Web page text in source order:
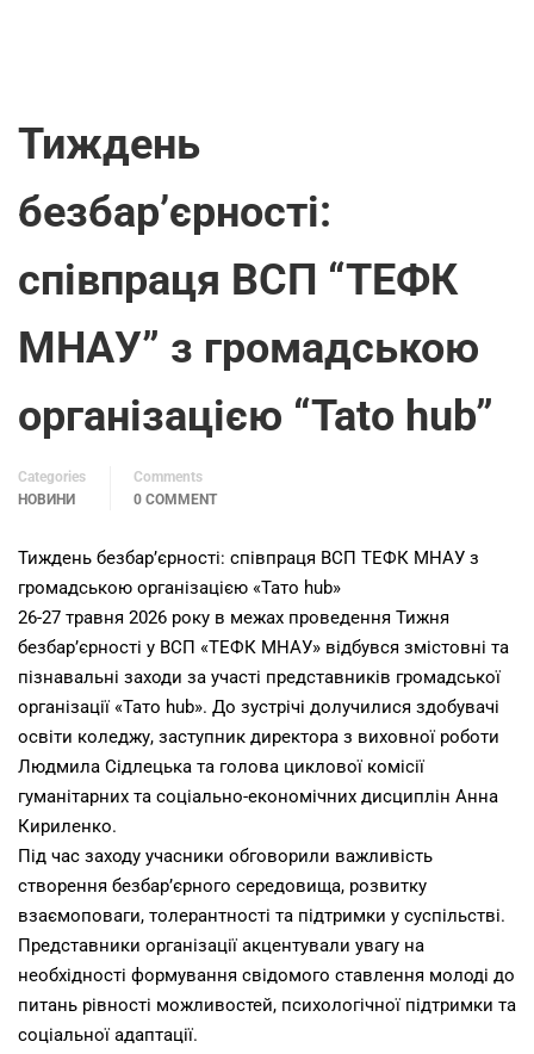
Тиждень
безбар’єрності:
співпраця ВСП “ТЕФК
МНАУ” з громадською
організацією “Tato hub”
Categories
НОВИНИ
Comments
0 COMMENT
Тиждень безбар’єрності: співпраця ВСП ТЕФК МНАУ з
громадською організацією «Тато hub»
26-27 травня 2026 року в межах проведення Тижня
безбар’єрності у ВСП «ТЕФК МНАУ» відбувся змістовні та
пізнавальні заходи за участі представників громадської
організації «Тато hub». До зустрічі долучилися здобувачі
освіти коледжу, заступник директора з виховної роботи
Людмила Сідлецька та голова циклової комісії
гуманітарних та соціально-економічних дисциплін Анна
Кириленко.
Під час заходу учасники обговорили важливість
створення безбар’єрного середовища, розвитку
взаємоповаги, толерантності та підтримки у суспільстві.
Представники організації акцентували увагу на
необхідності формування свідомого ставлення молоді до
питань рівності можливостей, психологічної підтримки та
соціальної адаптації.